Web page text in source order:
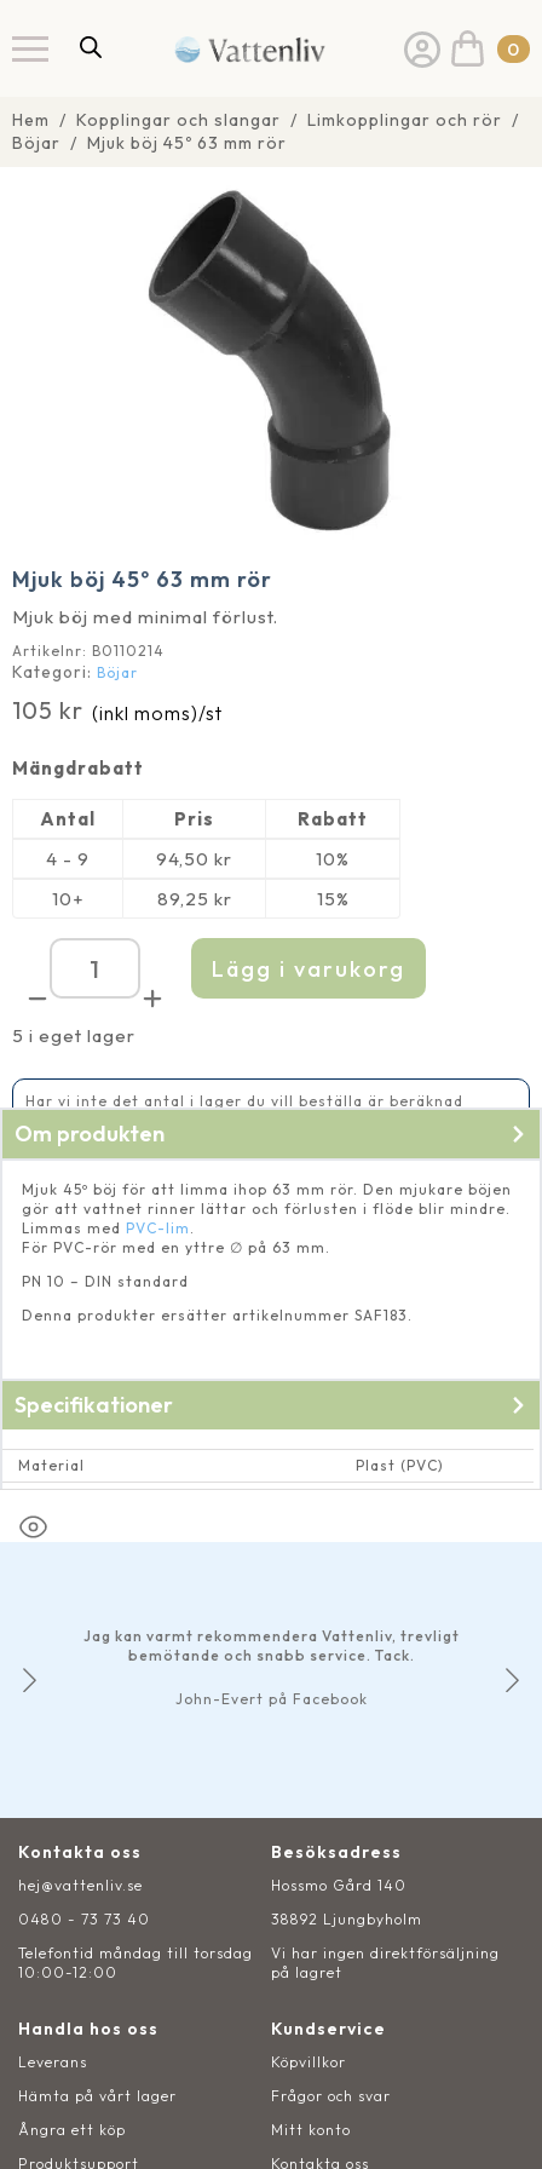
0
Hem Kopplingar och slangar
Limkopplingar och rör
Böjar
Mjuk böj 45º 63 mm rör
Mjuk böj 45º 63 mm rör
Mjuk böj med minimal förlust.
Artikelnr: B0110214
Kategori: Böjar
105 kr (inkl moms)/st
Mängdrabatt
Antal Pris
Rabatt
4 - 9
94,50 kr
10%
10+
89,25 kr 15%
5 i eget lager
Mjuk
böj
63
mm
mängd
Lägg i varukorg
Har vi inte det antal i lager du vill beställa är beräknad
Om produkten
Mjuk 45º böj för att limma ihop 63 mm rör. Den mjukare böjen
gör att vattnet rinner lättar och förlusten i flöde blir mindre.
Limmas med PVC-lim .
För PVC-rör med en yttre ∅ på 63 mm.
PN 10 – DIN standard
Denna produkter ersätter artikelnummer SAF183.
Specifikationer
Material
Plast (PVC)
Jag kan varmt rekommendera Vattenliv, trevligt
bemötande och snabb service. Tack.
John-Evert på Facebook
Kontakta oss
hej@vattenliv.se
0480 - 73 73 40
Telefontid måndag till torsdag
10:00-12:00
Besöksadress
Hossmo Gård 140
38892 Ljungbyholm
Vi har ingen direktförsäljning
på lagret
Handla hos oss
Leverans
Hämta på vårt lager
Ångra ett köp
Produktsupport
Kundservice
Köpvillkor
Frågor och svar
Mitt konto
Kontakta oss